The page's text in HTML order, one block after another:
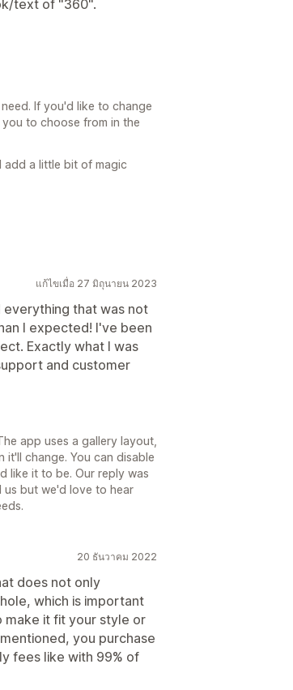
text of "360".
If you'd like to change
to choose from in the
add a little bit of magic
แก้ไขเมื่อ 27 มิถุนายน 2023
that was not
I expected! I've been
Exactly what I was
and customer
app uses a gallery layout,
it'll change. You can disable
like it to be. Our reply was
us but we'd love to hear
20 ธันวาคม 2022
does not only
which is important
make it fit your style or
you purchase
fees like with 99% of